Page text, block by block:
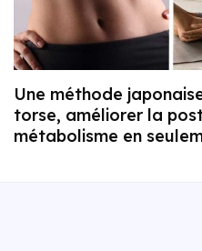
Une méthode
torse, améliorer la
métabolisme en